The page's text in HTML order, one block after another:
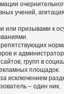
учений,
или призывами к
и
групп в
площадок.
исключением
– один ник.